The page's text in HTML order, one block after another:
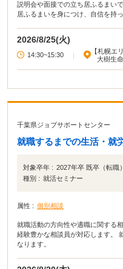
説明会や面接での立ち居ふるまい
居ふるまいを身につけ、自信を持
2026/8/25(火)
14:30~15:30 |
【札幌エ
大樹生
千葉県ジョブサポートセンター
就職するまでの生活・就
対象卒年 : 2027年卒 既卒（転職）
種別 : 就活セミナー
属性 : 個別相談
就職活動の方向性や適職に関する
経験豊かな相談員が対応します。
なります。